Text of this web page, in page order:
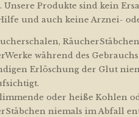
Unsere Produkte sind kein
und auch keine Arznei-
während des
Erlöschung der Glut
oder heiße Kohlen
niemals im Abfall